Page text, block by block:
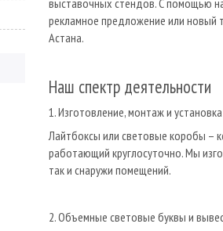
рекламное предложение или новый
Астана.
Наш спектр деятельности
1. Изготовление, монтаж и
Лайтбоксы или световые коробы –
работающий круглосуточно. Мы
так и снаружи помещений.
2. Объемные световые буквы и